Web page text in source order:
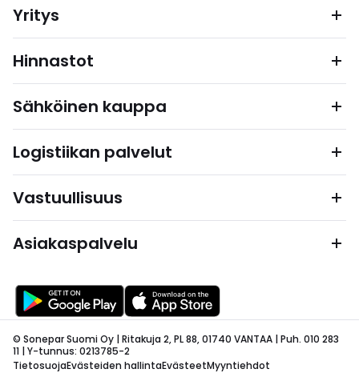
Yritys
Hinnastot
Sähköinen kauppa
Logistiikan palvelut
Vastuullisuus
Asiakaspalvelu
© Sonepar Suomi Oy | Ritakuja 2, PL 88, 01740 VANTAA | Puh. 010 283
11 | Y-tunnus: 0213785-2
TietosuojaEvästeiden hallintaEvästeetMyyntiehdot